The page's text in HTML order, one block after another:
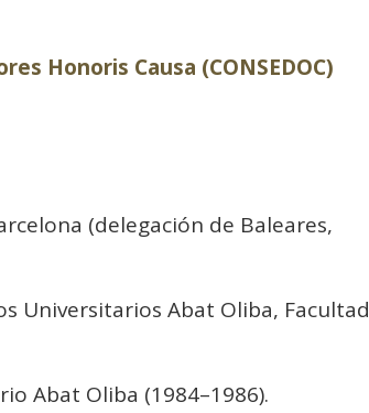
Honoris Causa (CONSEDOC)
(delegación de Baleares,
Universitarios Abat Oliba, Facultad
Abat Oliba (1984–1986).